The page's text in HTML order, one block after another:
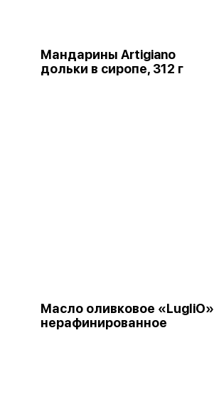
Мандарины Artigiano
дольки в сиропе, 312 г
Масло оливковое «LugliO»
нерафинированное